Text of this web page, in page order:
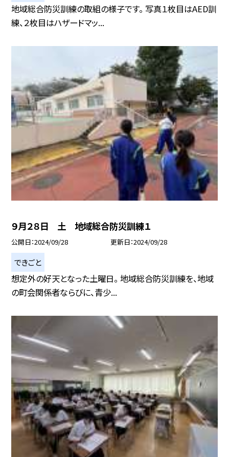
地域総合防災訓練の取組の様子です。 写真１枚目はAED訓
練、２枚目はハザードマッ...
９月２８日 土 地域総合防災訓練１
公開日 2024/09/28 更新日 2024/09/28
できごと
想定外の好天となった土曜日。 地域総合防災訓練を、地域
の町会関係者ならびに、青少...